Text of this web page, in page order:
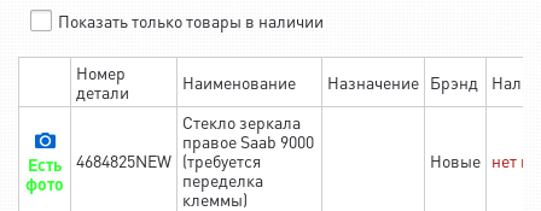
Показать только товары в наличии
Номер
детали
Наименование Назначение Брэнд
Есть
фото
4684825NEW
Стекло зеркала
правое Saab 9000
(требуется
переделка
клеммы)
Новые нет в